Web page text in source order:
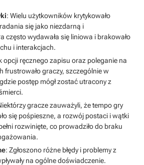
: Wielu użytkowników krytykowało
się jako niezdarną i
często wydawała się liniowa i brakowało
i interakcjach.
opcji ręcznego zapisu oraz poleganie na
frustrowało graczy, szczególnie w
postęp mógł zostać utracony z
gracze zauważyli, że tempo gry
się pośpieszne, a rozwój postaci i wątki
rozwinięte, co prowadziło do braku
: Zgłoszono różne błędy i problemy z
na ogólne doświadczenie.